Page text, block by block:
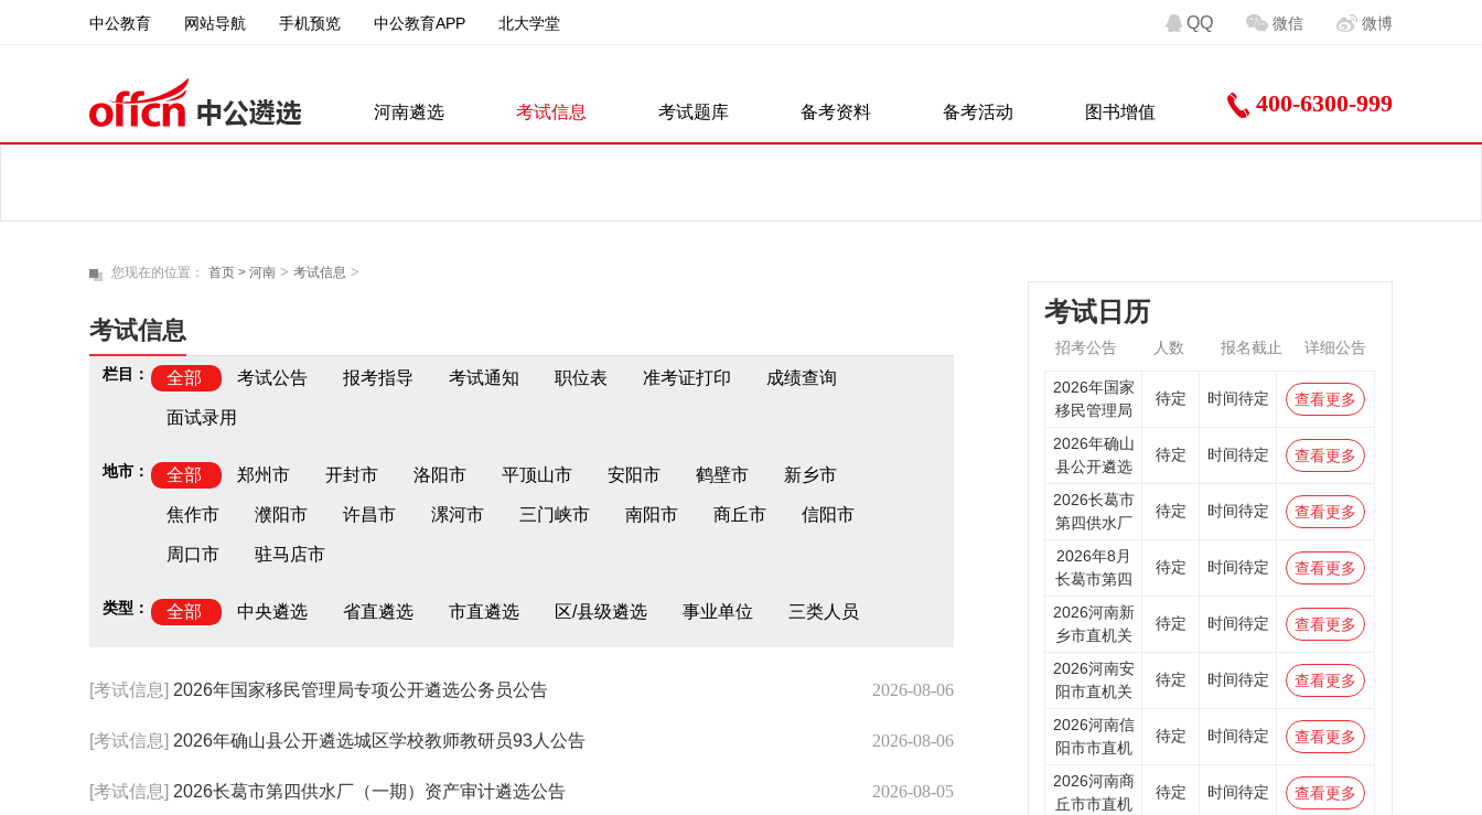
中公教育 网站导航 手机预览 中公教育APP 北大学堂 QQ 微信 微博
河南遴选 考试信息 考试题库 备考资料 备考活动 图书增值 400-6300-999
您现在的位置： 首页 > 河南> 考试信息 >
考试信息
栏目： 全部 考试公告 报考指导 考试通知 职位表 准考证打印 成绩查询
面试录用
地市： 全部 郑州市 开封市 洛阳市 平顶山市 安阳市 鹤壁市 新乡市
焦作市 濮阳市 许昌市 漯河市 三门峡市 南阳市 商丘市 信阳市
周口市 驻马店市
类型： 全部 中央遴选 省直遴选 市直遴选 区/县级遴选 事业单位 三类人员
[考试信息] 2026年国家移民管理局专项公开遴选公务员公告 2026-08-06
[考试信息] 2026年确山县公开遴选城区学校教师教研员93人公告 2026-08-06
[考试信息] 2026长葛市第四供水厂（一期）资产审计遴选公告 2026-08-05
考试日历
招考公告 人数 报名截止 详细公告
2026年国家
移民管理局
待定 时间待定 查看更多
2026年确山
县公开遴选
待定 时间待定 查看更多
2026长葛市
第四供水厂
待定 时间待定 查看更多
2026年8月
长葛市第四
待定 时间待定 查看更多
2026河南新
乡市直机关
待定 时间待定 查看更多
2026河南安
阳市直机关
待定 时间待定 查看更多
2026河南信
阳市市直机
待定 时间待定 查看更多
2026河南商
丘市市直机
待定 时间待定 查看更多